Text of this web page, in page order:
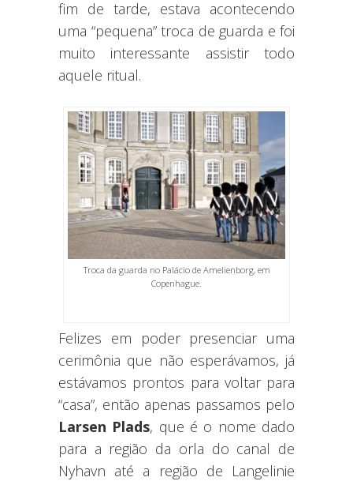
fim de tarde, estava acontecendo
uma “pequena” troca de guarda e foi
muito interessante assistir todo
aquele ritual.
Troca da guarda no Palácio de Amelienborg, em
Copenhague.
Felizes em poder presenciar uma
cerimônia que não esperávamos, já
estávamos prontos para voltar para
“casa”, então apenas passamos pelo
Larsen Plads, que é o nome dado
para a região da orla do canal de
Nyhavn até a região de Langelinie